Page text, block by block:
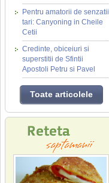
Pentru amatorii de senzatii
tari: Canyoning in Cheile
Cetii
Credinte, obiceiuri si
superstitii de Sfintii
Apostoli Petru si Pavel
Toate articolele